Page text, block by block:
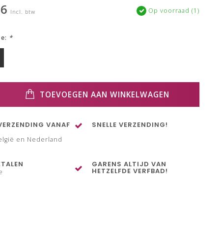
Incl. btw Op voorraad (1)
*
TOEVOEGEN AAN WINKELWAGEN
VANAF
en Nederland
SNELLE VERZENDING!
GARENS ALTIJD VAN
HETZELFDE VERFBAD!